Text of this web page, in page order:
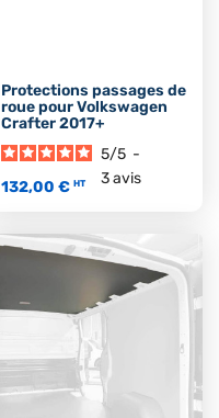
Protections passages de
roue pour Volkswagen
Crafter 2017+
5/5 -
3avis
132,00 € HT